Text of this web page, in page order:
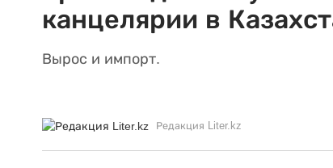
канцелярии в
Вырос и импорт.
Редакция Liter.kz